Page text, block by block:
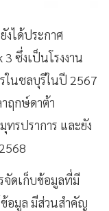
ได้ประกาศ
ซึ่งเป็นโรงงาน
ในชลบุรีในปี 2567
ฤกษ์ดาต้า
ทรปราการ และยัง
จัดเก็บข้อมูลที่มี
ข้อมูล มีส่วนสำคัญ